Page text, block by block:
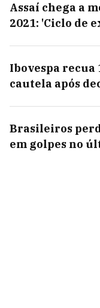
Assaí chega a
2021: 'Ciclo de
Ibovespa recua
cautela após
Brasileiros
em golpes no